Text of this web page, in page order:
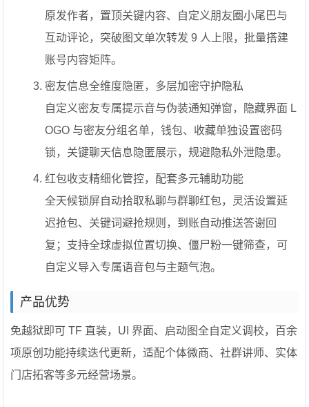
原发作者，置顶关键内容、自定义朋友圈小尾巴与
互动评论，突破图文单次转发 9 人上限，批量搭建
账号内容矩阵。
密友信息全维度隐匿，多层加密守护隐私
自定义密友专属提示音与伪装通知弹窗，隐藏界面 L
OGO 与密友分组名单，钱包、收藏单独设置密码
锁，关键聊天信息隐匿展示，规避隐私外泄隐患。
红包收支精细化管控，配套多元辅助功能
全天候锁屏自动拾取私聊与群聊红包，灵活设置延
迟抢包、关键词避抢规则，到账自动推送答谢回
复；支持全球虚拟位置切换、僵尸粉一键筛查，可
自定义导入专属语音包与主题气泡。
产品优势
免越狱即可 TF 直装，UI 界面、启动图全自定义调校，百余
项原创功能持续迭代更新，适配个体微商、社群讲师、实体
门店拓客等多元经营场景。